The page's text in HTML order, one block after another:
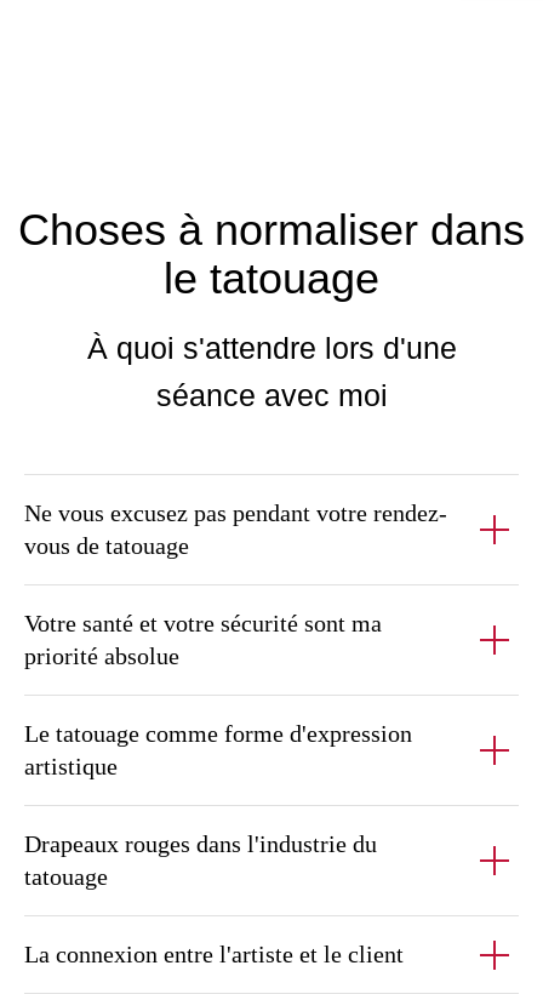
Ne vous excusez pas pendant votre rendez-
vous de tatouage
Votre santé et votre sécurité sont ma
priorité absolue
Le tatouage comme forme d'expression
artistique
Drapeaux rouges dans l'industrie du
tatouage
La connexion entre l'artiste et le client